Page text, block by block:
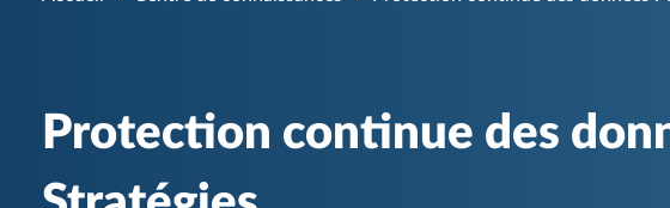
Protection continue des